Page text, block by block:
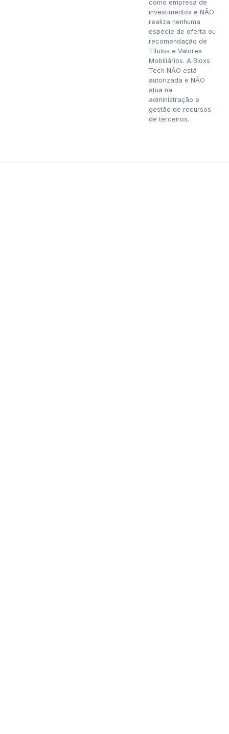
como empresa de
investimentos e NÃO
realiza nenhuma
espécie de oferta ou
recomendação de
Títulos e Valores
Mobiliários. A Bloxs
Tech NÃO está
autorizada e NÃO
atua na
administração e
gestão de recursos
de terceiros.